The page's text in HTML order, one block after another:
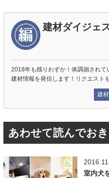
建材ダイジェ
2018年も残りわずか！体調崩され
建材情報を発信します！リクエスト
建
あわせて読んでお
室内犬